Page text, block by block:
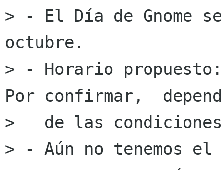
> - El Día de Gnome
octubre.
> - Horario
Por confirmar,
>   de las
> - Aún no tenemos